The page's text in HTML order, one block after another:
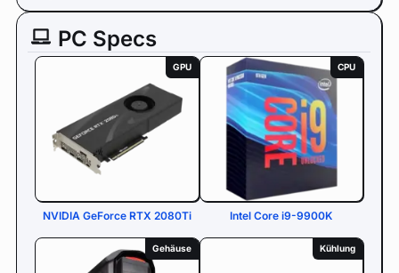
PC Specs
GPU
NVIDIA GeForce RTX 2080Ti
CPU
Intel Core i9-9900K
Gehäuse Kühlung